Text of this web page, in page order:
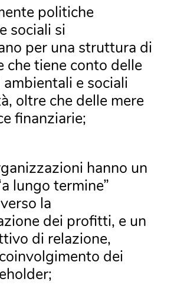
politiche
sociali si
per una struttura di
che tiene conto delle
e sociali
oltre che delle mere
finanziarie;
hanno un
lungo termine”
la
dei profitti, e un
di relazione,
dei